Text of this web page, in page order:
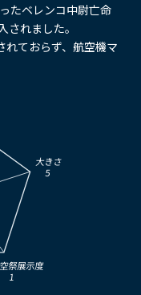
たベレンコ中尉亡命
れました。
れておらず、航空機マ
大きさ
5
祭展示度
1